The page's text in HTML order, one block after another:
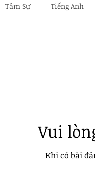
Tâm Sự Tiếng Anh
Vui
Khi có bài